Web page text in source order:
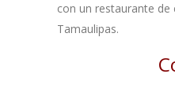
con un restaurante
Tamaulipas.